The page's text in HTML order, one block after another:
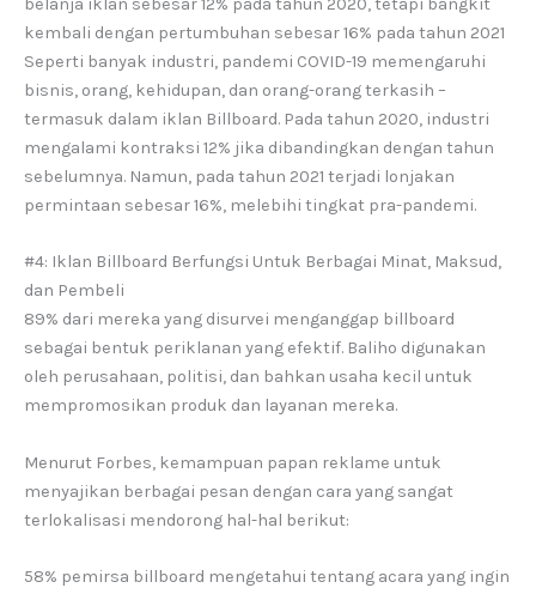
belanja iklan sebesar 12% pada tahun 2020, tetapi bangkit
kembali dengan pertumbuhan sebesar 16% pada tahun 2021
Seperti banyak industri, pandemi COVID-19 memengaruhi
bisnis, orang, kehidupan, dan orang-orang terkasih –
termasuk dalam iklan Billboard. Pada tahun 2020, industri
mengalami kontraksi 12% jika dibandingkan dengan tahun
sebelumnya. Namun, pada tahun 2021 terjadi lonjakan
permintaan sebesar 16%, melebihi tingkat pra-pandemi.
#4: Iklan Billboard Berfungsi Untuk Berbagai Minat, Maksud,
dan Pembeli
89% dari mereka yang disurvei menganggap billboard
sebagai bentuk periklanan yang efektif. Baliho digunakan
oleh perusahaan, politisi, dan bahkan usaha kecil untuk
mempromosikan produk dan layanan mereka.
Menurut Forbes, kemampuan papan reklame untuk
menyajikan berbagai pesan dengan cara yang sangat
terlokalisasi mendorong hal-hal berikut:
58% pemirsa billboard mengetahui tentang acara yang ingin